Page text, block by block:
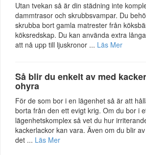
Utan tvekan så är din städning inte
dammtrasor och skrubbsvampar. Du
skrubba bort gamla matrester från
köksredskap. Du kan använda extra
att nå upp till ljuskronor ... Läs Mer
Så blir du enkelt av med
ohyra
För de som bor i en lägenhet så är att
borta från den ett evigt krig. Om du bor i
lägenhetskomplex så vet du hur
kackerlackor kan vara. Även om du blir
det ... Läs Mer